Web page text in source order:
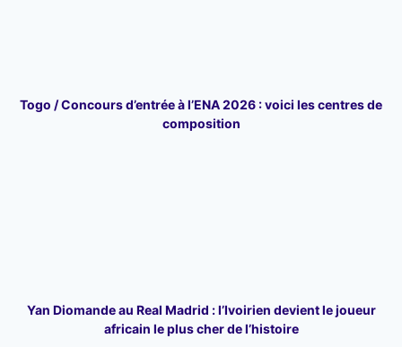
Togo / Concours d’entrée à l’ENA 2026 : voici les centres de
composition
Yan Diomande au Real Madrid : l’Ivoirien devient le joueur
africain le plus cher de l’histoire